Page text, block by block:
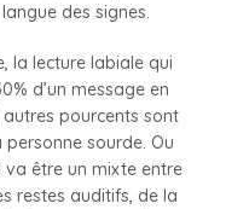
des signes.
la lecture labiale qui
d’un message en
pourcents sont
sourde. Ou
être un mixte entre
restes auditifs, de la